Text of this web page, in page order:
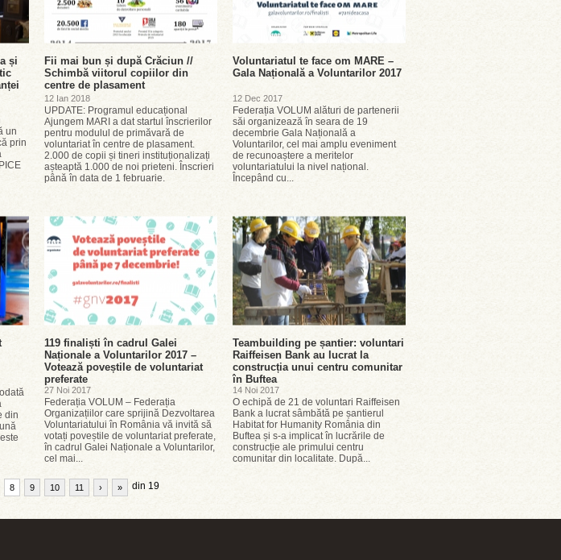
și
un
prin
Fii mai bun și după Crăciun //
Schimbă viitorul copiilor din
centre de plasament
12 Ian 2018
UPDATE: Programul educațional
Ajungem MARI a dat startul înscrierilor
pentru modulul de primăvară de
voluntariat în centre de plasament.
2.000 de copii și tineri instituționalizați
așteaptă 1.000 de noi prieteni. Înscrieri
până în data de 1 februarie.
Voluntariatul te face om MARE –
Gala Națională a Voluntarilor 2017
12 Dec 2017
Federația VOLUM alături de partenerii
săi organizează în seara de 19
decembrie Gala Națională a
Voluntarilor, cel mai amplu eveniment
de recunoaștere a meritelor
voluntariatului la nivel național.
Începând cu...
din
119 finaliști în cadrul Galei
Naționale a Voluntarilor 2017 –
Votează poveștile de voluntariat
preferate
27 Noi 2017
Federația VOLUM – Federația
Organizațiilor care sprijină Dezvoltarea
Voluntariatului în România vă invită să
votați poveștile de voluntariat preferate,
în cadrul Galei Naționale a Voluntarilor,
cel mai...
Teambuilding pe șantier: voluntari
Raiffeisen Bank au lucrat la
construcția unui centru comunitar
în Buftea
14 Noi 2017
O echipă de 21 de voluntari Raiffeisen
Bank a lucrat sâmbătă pe șantierul
Habitat for Humanity România din
Buftea și s-a implicat în lucrările de
construcție ale primului centru
comunitar din localitate. După...
8 9 10 11 din 19
› »